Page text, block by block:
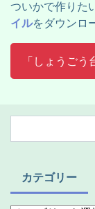
ついかで作りた
イルをダウンロ
「しょうご
カテゴリー